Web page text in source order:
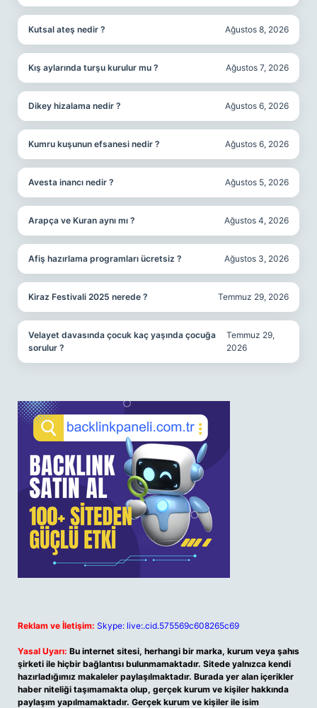
Kutsal ateş nedir ? Ağustos 8, 2026
Kış aylarında turşu kurulur mu ? Ağustos 7, 2026
Dikey hizalama nedir ? Ağustos 6, 2026
Kumru kuşunun efsanesi nedir ? Ağustos 6, 2026
Avesta inancı nedir ? Ağustos 5, 2026
Arapça ve Kuran aynı mı ? Ağustos 4, 2026
Afiş hazırlama programları ücretsiz ? Ağustos 3, 2026
Kiraz Festivali 2025 nerede ? Temmuz 29, 2026
Velayet davasında çocuk kaç yaşında çocuğa
sorulur ?
Temmuz 29,
2026
Reklam ve İletişim: Skype: live:.cid.575569c608265c69
Yasal Uyarı: Bu internet sitesi, herhangi bir marka, kurum veya şahıs
şirketi ile hiçbir bağlantısı bulunmamaktadır. Sitede yalnızca kendi
hazırladığımız makaleler paylaşılmaktadır. Burada yer alan içerikler
haber niteliği taşımamakta olup, gerçek kurum ve kişiler hakkında
paylaşım yapılmamaktadır. Gerçek kurum ve kişiler ile isim